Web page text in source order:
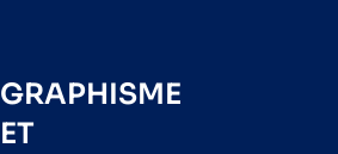
GRAPHISME
ET